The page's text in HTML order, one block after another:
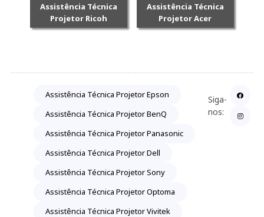
Assistência Técnica
Projetor Ricoh
Assistência Técnica
Projetor Acer
Assistência Técnica Projetor Epson
Assistência Técnica Projetor BenQ
Assistência Técnica Projetor Panasonic
Assistência Técnica Projetor Dell
Assistência Técnica Projetor Sony
Assistência Técnica Projetor Optoma
Assistência Técnica Projetor Vivitek
Siga-
nos: